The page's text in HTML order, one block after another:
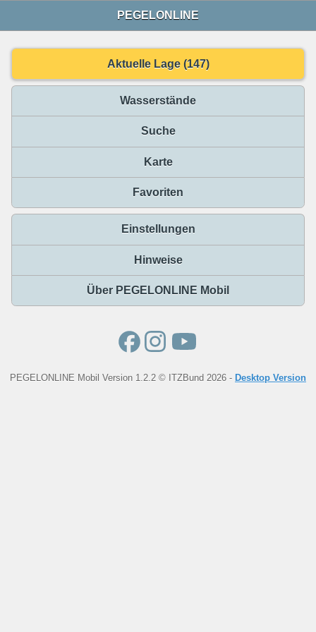
PEGELONLINE
Aktuelle Lage (147)
Wasserstände
Suche
Karte
Favoriten
Einstellungen
Hinweise
Über PEGELONLINE Mobil
PEGELONLINE Mobil Version 1.2.2 © ITZBund 2026 - Desktop Version